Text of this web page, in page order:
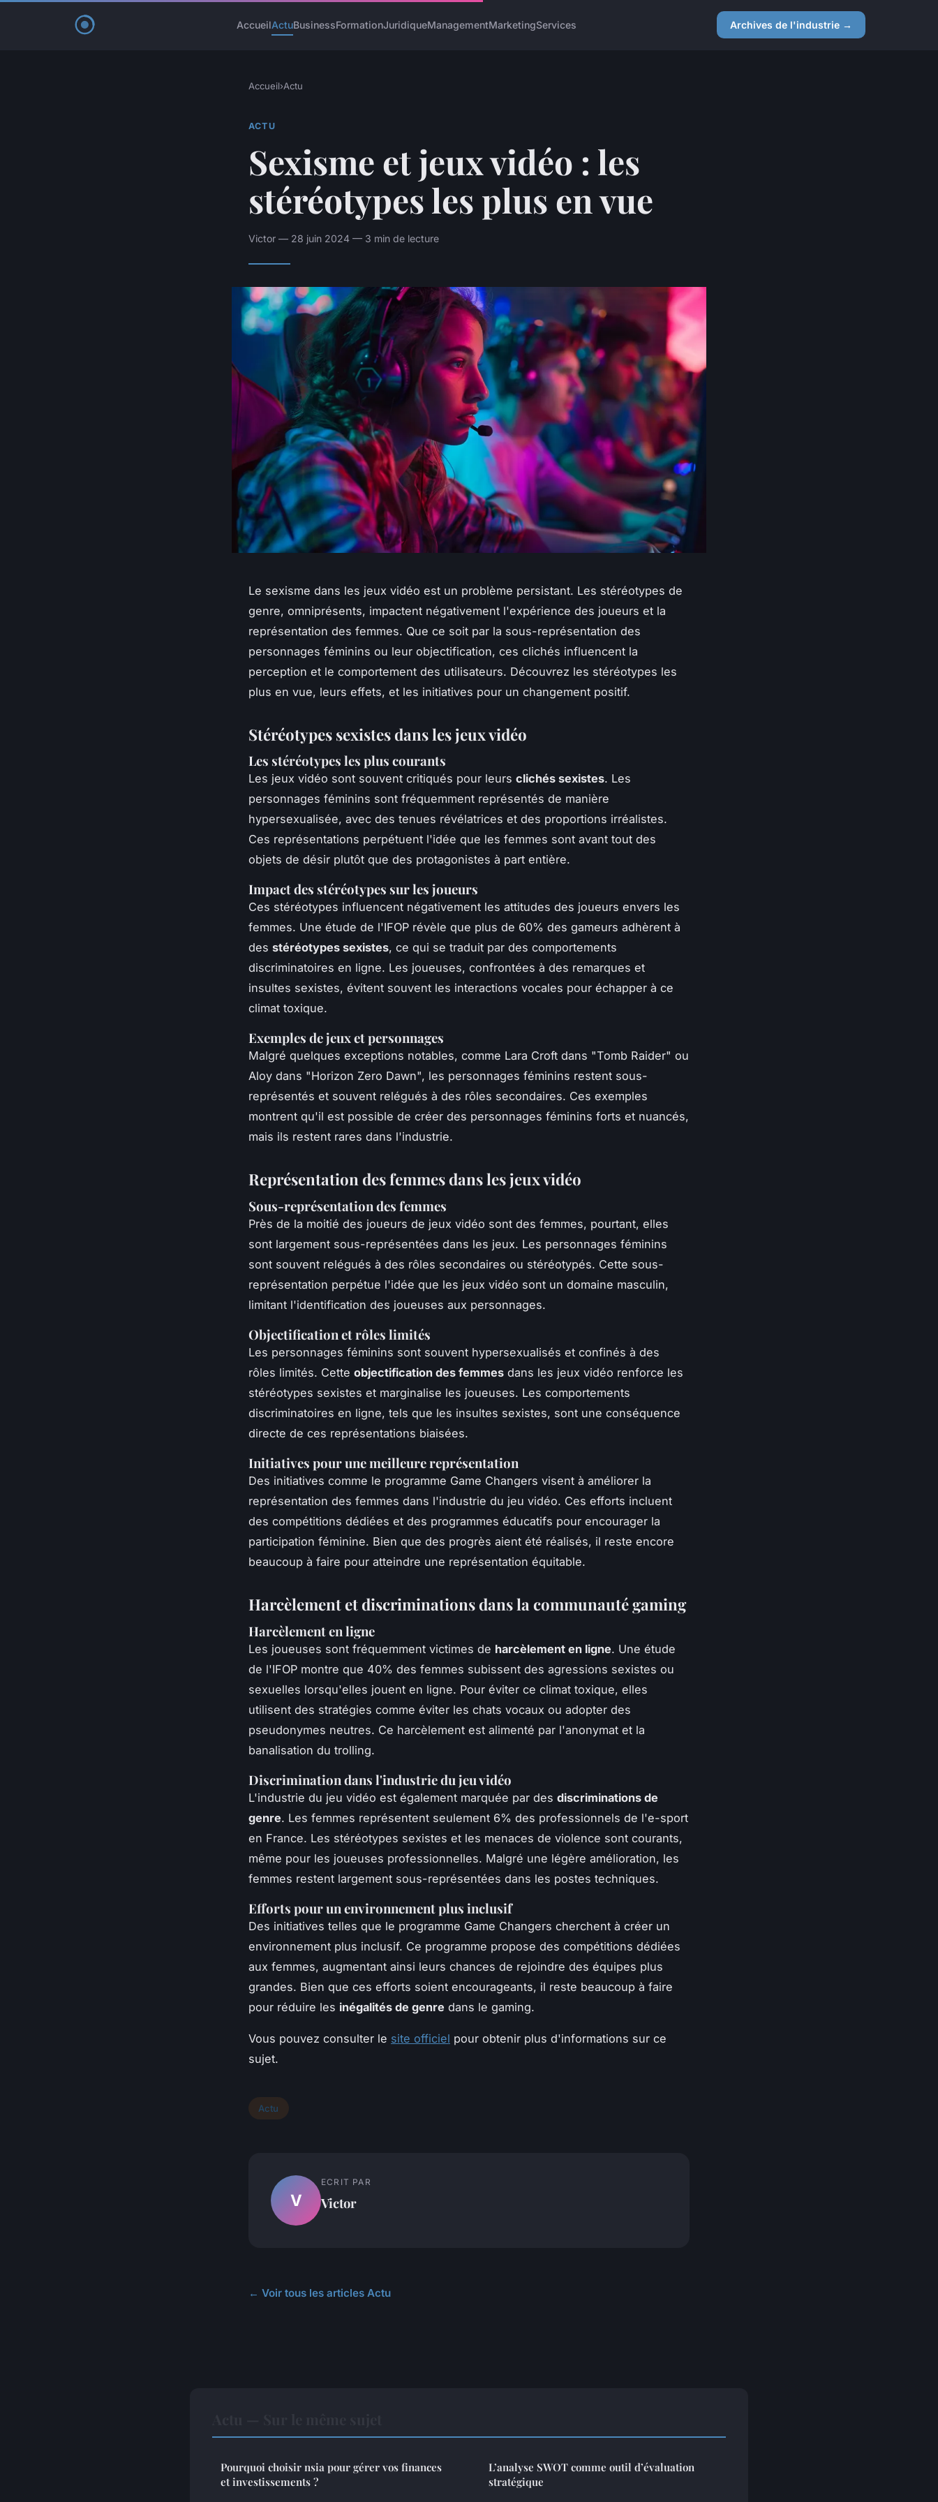
AccueilActuBusinessFormationJuridiqueManagementMarketingServices Archives de l'industrie →
Accueil›Actu
ACTU
Sexisme et jeux vidéo : les
stéréotypes les plus en vue
Victor — 28 juin 2024 — 3 min de lecture
Le sexisme dans les jeux vidéo est un problème persistant. Les stéréotypes de
genre, omniprésents, impactent négativement l'expérience des joueurs et la
représentation des femmes. Que ce soit par la sous-représentation des
personnages féminins ou leur objectification, ces clichés influencent la
perception et le comportement des utilisateurs. Découvrez les stéréotypes les
plus en vue, leurs effets, et les initiatives pour un changement positif.
Stéréotypes sexistes dans les jeux vidéo
Les stéréotypes les plus courants
Les jeux vidéo sont souvent critiqués pour leurs clichés sexistes. Les
personnages féminins sont fréquemment représentés de manière
hypersexualisée, avec des tenues révélatrices et des proportions irréalistes.
Ces représentations perpétuent l'idée que les femmes sont avant tout des
objets de désir plutôt que des protagonistes à part entière.
Impact des stéréotypes sur les joueurs
Ces stéréotypes influencent négativement les attitudes des joueurs envers les
femmes. Une étude de l'IFOP révèle que plus de 60% des gameurs adhèrent à
des stéréotypes sexistes, ce qui se traduit par des comportements
discriminatoires en ligne. Les joueuses, confrontées à des remarques et
insultes sexistes, évitent souvent les interactions vocales pour échapper à ce
climat toxique.
Exemples de jeux et personnages
Malgré quelques exceptions notables, comme Lara Croft dans "Tomb Raider" ou
Aloy dans "Horizon Zero Dawn", les personnages féminins restent sous-
représentés et souvent relégués à des rôles secondaires. Ces exemples
montrent qu'il est possible de créer des personnages féminins forts et nuancés,
mais ils restent rares dans l'industrie.
Représentation des femmes dans les jeux vidéo
Sous-représentation des femmes
Près de la moitié des joueurs de jeux vidéo sont des femmes, pourtant, elles
sont largement sous-représentées dans les jeux. Les personnages féminins
sont souvent relégués à des rôles secondaires ou stéréotypés. Cette sous-
représentation perpétue l'idée que les jeux vidéo sont un domaine masculin,
limitant l'identification des joueuses aux personnages.
Objectification et rôles limités
Les personnages féminins sont souvent hypersexualisés et confinés à des
rôles limités. Cette objectification des femmes dans les jeux vidéo renforce les
stéréotypes sexistes et marginalise les joueuses. Les comportements
discriminatoires en ligne, tels que les insultes sexistes, sont une conséquence
directe de ces représentations biaisées.
Initiatives pour une meilleure représentation
Des initiatives comme le programme Game Changers visent à améliorer la
représentation des femmes dans l'industrie du jeu vidéo. Ces efforts incluent
des compétitions dédiées et des programmes éducatifs pour encourager la
participation féminine. Bien que des progrès aient été réalisés, il reste encore
beaucoup à faire pour atteindre une représentation équitable.
Harcèlement et discriminations dans la communauté gaming
Harcèlement en ligne
Les joueuses sont fréquemment victimes de harcèlement en ligne. Une étude
de l'IFOP montre que 40% des femmes subissent des agressions sexistes ou
sexuelles lorsqu'elles jouent en ligne. Pour éviter ce climat toxique, elles
utilisent des stratégies comme éviter les chats vocaux ou adopter des
pseudonymes neutres. Ce harcèlement est alimenté par l'anonymat et la
banalisation du trolling.
Discrimination dans l'industrie du jeu vidéo
L'industrie du jeu vidéo est également marquée par des discriminations de
genre. Les femmes représentent seulement 6% des professionnels de l'e-sport
en France. Les stéréotypes sexistes et les menaces de violence sont courants,
même pour les joueuses professionnelles. Malgré une légère amélioration, les
femmes restent largement sous-représentées dans les postes techniques.
Efforts pour un environnement plus inclusif
Des initiatives telles que le programme Game Changers cherchent à créer un
environnement plus inclusif. Ce programme propose des compétitions dédiées
aux femmes, augmentant ainsi leurs chances de rejoindre des équipes plus
grandes. Bien que ces efforts soient encourageants, il reste beaucoup à faire
pour réduire les inégalités de genre dans le gaming.
Vous pouvez consulter le site officiel pour obtenir plus d'informations sur ce
sujet.
Actu
V
ECRIT PAR
Victor
← Voir tous les articles Actu
Pourquoi choisir nsia pour gérer vos finances
et investissements ?
L’analyse SWOT comme outil d’évaluation
stratégique